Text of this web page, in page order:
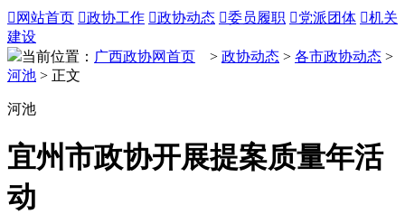
 网站首页 政协工作 政协动态 委员履职 党派团体 机关
建设
当前位置： 广西政协网首页 > 政协动态 > 各市政协动态 >
河池 > 正文
河池
宜州市政协开展提案质量年活
动